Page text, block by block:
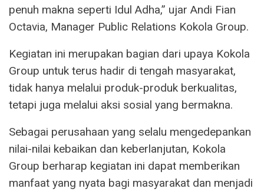
penuh makna seperti Idul Adha,” ujar Andi Fian
Octavia, Manager Public Relations Kokola Group.
Kegiatan ini merupakan bagian dari upaya Kokola
Group untuk terus hadir di tengah masyarakat,
tidak hanya melalui produk-produk berkualitas,
tetapi juga melalui aksi sosial yang bermakna.
Sebagai perusahaan yang selalu mengedepankan
nilai-nilai kebaikan dan keberlanjutan, Kokola
Group berharap kegiatan ini dapat memberikan
manfaat yang nyata bagi masyarakat dan menjadi